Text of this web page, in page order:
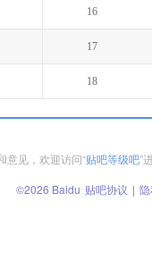
16
17
18
意见，欢迎访问“贴吧等级吧”
©2026 Baidu 贴吧协议 |